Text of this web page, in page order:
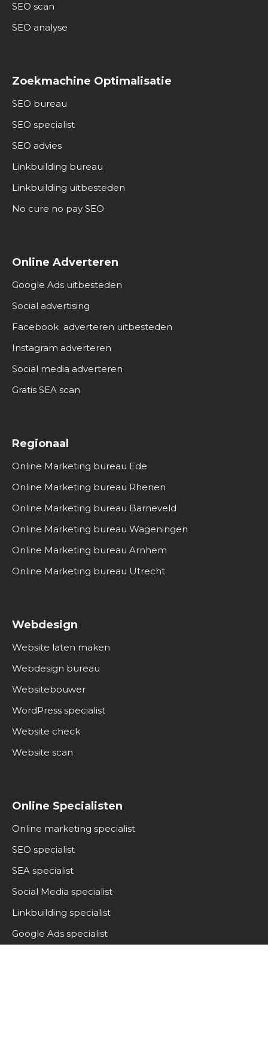
SEO scan
SEO analyse
Zoekmachine Optimalisatie
SEO bureau
SEO specialist
SEO advies
Linkbuilding bureau
Linkbuilding uitbesteden
No cure no pay SEO
Online Adverteren
Google Ads uitbesteden
Social advertising
Facebook adverteren uitbesteden
Instagram adverteren
Social media adverteren
Gratis SEA scan
Regionaal
Online Marketing bureau Ede
Online Marketing bureau Rhenen
Online Marketing bureau Barneveld
Online Marketing bureau Wageningen
Online Marketing bureau Arnhem
Online Marketing bureau Utrecht
Webdesign
Website laten maken
Webdesign bureau
Websitebouwer
WordPress specialist
Website check
Website scan
Online Specialisten
Online marketing specialist
SEO specialist
SEA specialist
Social Media specialist
Linkbuilding specialist
Google Ads specialist